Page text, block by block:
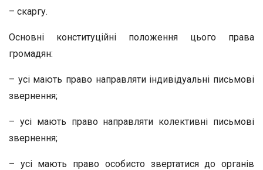
– скаргу.
Основні конституційні положення цього права
громадян:
– усі мають право направляти індивідуальні письмові
звернення;
– усі мають право направляти колективні письмові
звернення;
– усі мають право особисто звертатися до органів